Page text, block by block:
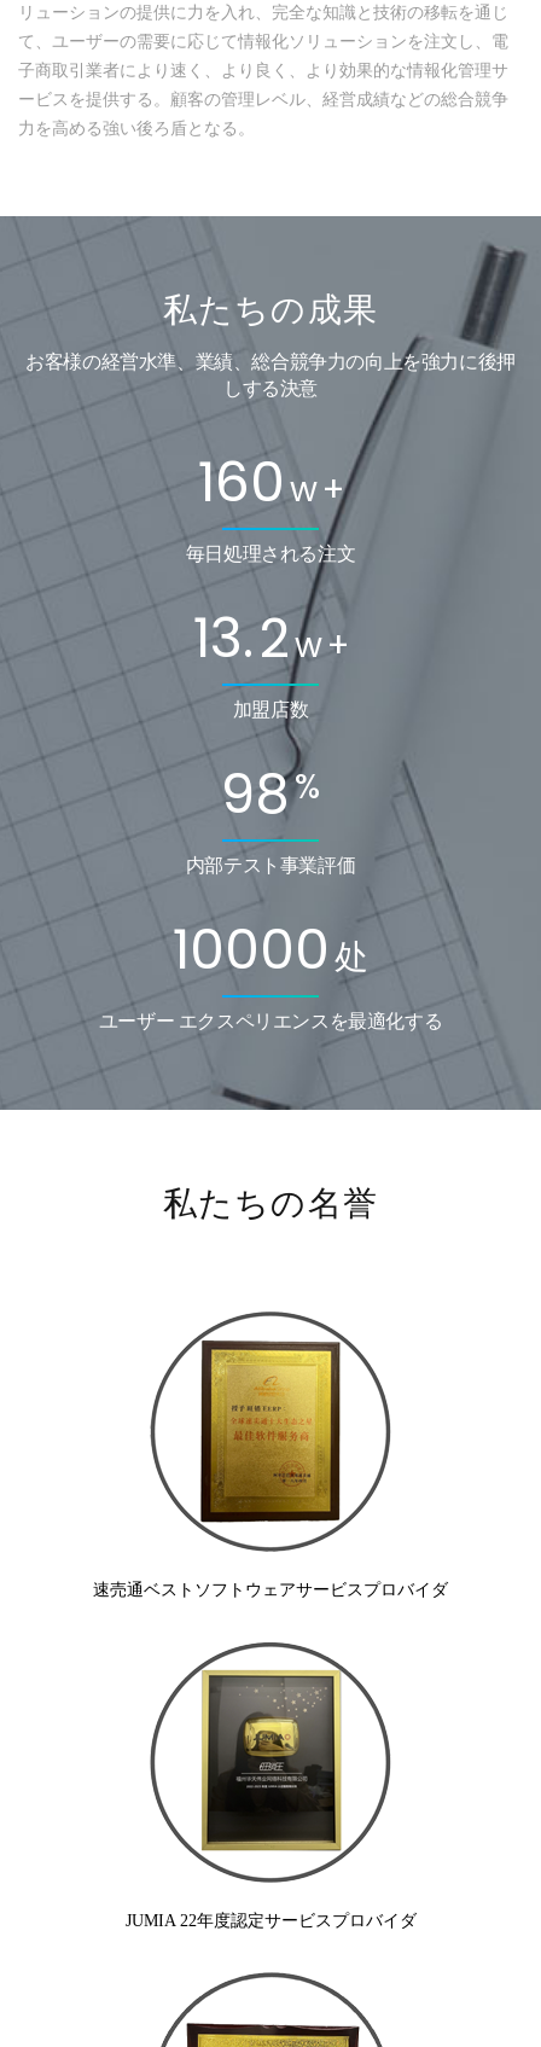
リューションの提供に力を入れ、完全な知識と技術の移転を通じ
て、ユーザーの需要に応じて情報化ソリューションを注文し、電
子商取引業者により速く、より良く、より効果的な情報化管理サ
ービスを提供する。顧客の管理レベル、経営成績などの総合競争
力を高める強い後ろ盾となる。
私たちの成果
お客様の経営水準、業績、総合競争力の向上を強力に後押
しする決意
160w+
毎日処理される注文
13.2w+
加盟店数
98%
内部テスト事業評価
10000处
ユーザー エクスペリエンスを最適化する
私たちの名誉
速売通ベストソフトウェアサービスプロバイダ
JUMIA 22年度認定サービスプロバイダ